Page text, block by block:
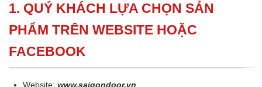
1. QUÝ KHÁCH LỰA CHỌN SẢN
PHẨM TRÊN WEBSITE HOẶC
FACEBOOK
Website:www.saigondoor.vn